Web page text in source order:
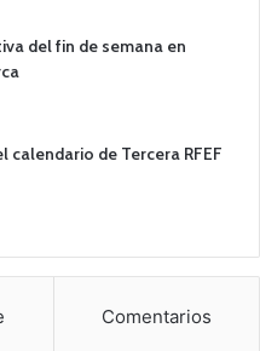
del fin de semana en
calendario de Tercera RFEF
Comentarios